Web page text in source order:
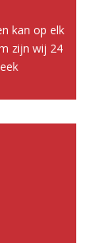
kan op elk
zijn wij 24